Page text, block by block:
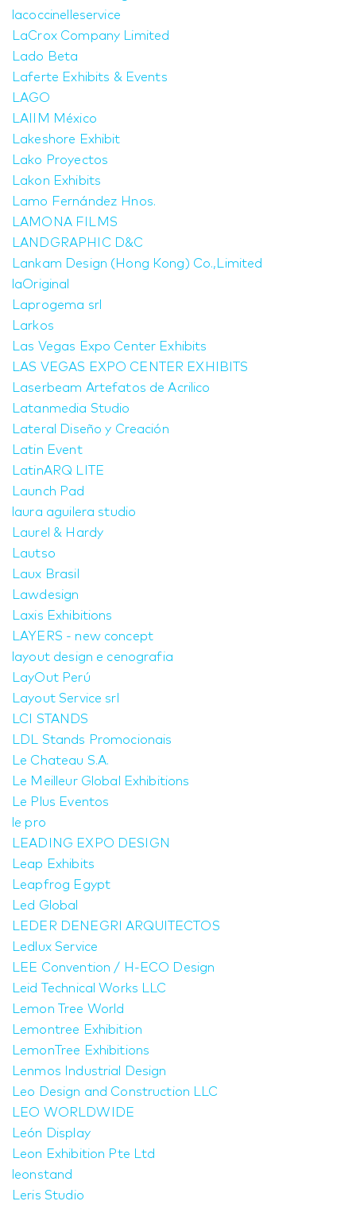
lacoccinelleservice
LaCrox Company Limited
Lado Beta
Laferte Exhibits & Events
LAGO
LAIIM México
Lakeshore Exhibit
Lako Proyectos
Lakon Exhibits
Lamo Fernández Hnos.
LAMONA FILMS
LANDGRAPHIC D&C
Lankam Design (Hong Kong) Co.,Limited
laOriginal
Laprogema srl
Larkos
Las Vegas Expo Center Exhibits
LAS VEGAS EXPO CENTER EXHIBITS
Laserbeam Artefatos de Acrilico
Latanmedia Studio
Lateral Diseño y Creación
Latin Event
LatinARQ LITE
Launch Pad
laura aguilera studio
Laurel & Hardy
Lautso
Laux Brasil
Lawdesign
Laxis Exhibitions
LAYERS - new concept
layout design e cenografia
LayOut Perú
Layout Service srl
LCI STANDS
LDL Stands Promocionais
Le Chateau S.A.
Le Meilleur Global Exhibitions
Le Plus Eventos
le pro
LEADING EXPO DESIGN
Leap Exhibits
Leapfrog Egypt
Led Global
LEDER DENEGRI ARQUITECTOS
Ledlux Service
LEE Convention / H-ECO Design
Leid Technical Works LLC
Lemon Tree World
Lemontree Exhibition
LemonTree Exhibitions
Lenmos Industrial Design
Leo Design and Construction LLC
LEO WORLDWIDE
León Display
Leon Exhibition Pte Ltd
leonstand
Leris Studio